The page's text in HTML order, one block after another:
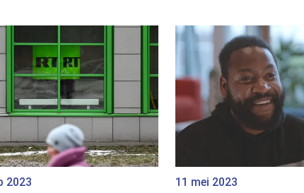
2023 11 mei 2023